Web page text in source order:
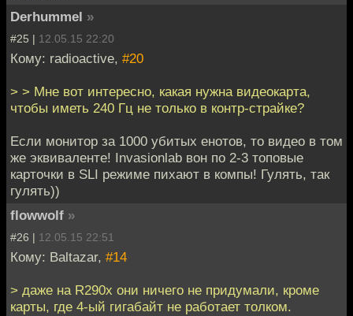
Derhummel »
#25 | 12.05.15 22:20
Кому: radioactive, #20
> > Мне вот интересно, какая нужна видеокарта,
чтобы иметь 240 Гц не только в контр-страйке?
Если монитор за 1000 убитых енотов, то видео в том
же эквиваленте! Invasionlab вон по 2-3 топовые
карточки в SLI режиме пихают в компы! Гулять, так
гулять))
flowwolf »
#26 | 12.05.15 22:51
Кому: Baltazar, #14
> даже на R290x они ничего не придумали, кроме
карты, где 4-ый гигабайт не работает толком.